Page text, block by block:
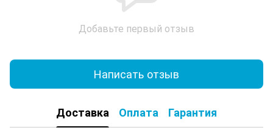
Добавьте первый отзыв
Написать отзыв
Доставка Оплата Гарантия